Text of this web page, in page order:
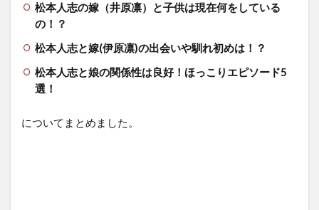
松本人志の嫁（井原凛）と子供は現在何をしている
の！？
松本人志と嫁(伊原凛)の出会いや馴れ初めは！？
松本人志と娘の関係性は良好！ほっこりエピソード5
選！
についてまとめました。